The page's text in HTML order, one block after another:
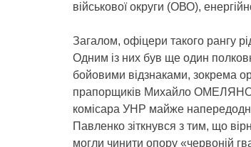
військової округи (ОВО),
Загалом, офіцери такого рангу
Одним із них був ще один
бойовими відзнаками, зокрема
прапорщиків Михайло
комісара УНР майже
Павленко зіткнувся з тим, що
могли чинити опору «червоній